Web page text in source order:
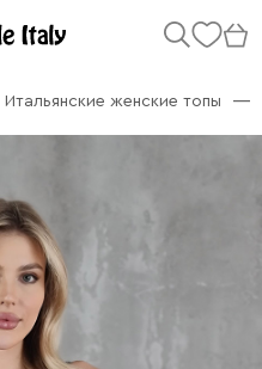
Итальянские женские топы